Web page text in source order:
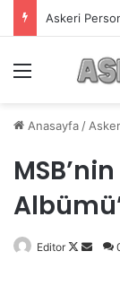
Askeri
Anasayfa /
Editor
Follow
Bir